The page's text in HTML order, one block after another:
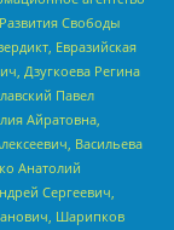
Свободы
Евразийская
Дзугкоева Регина
Павел
Айратовна,
Васильева
Анатолий
Сергеевич,
Шарипков